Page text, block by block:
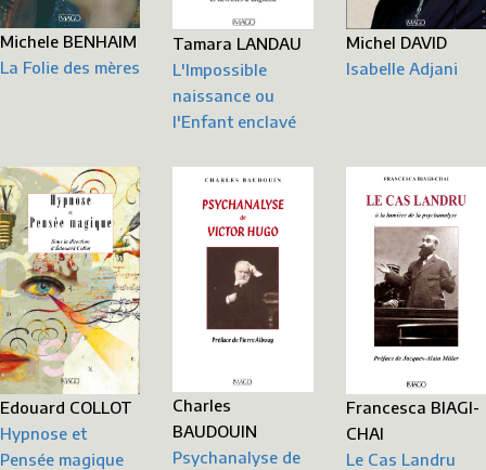
Michele BENHAIM
La Folie des mères
Tamara LANDAU
L'Impossible
naissance ou
l'Enfant enclavé
Michel DAVID
Isabelle Adjani
Edouard COLLOT
Hypnose et
Pensée magique
Charles
BAUDOUIN
Psychanalyse de
Francesca BIAGI-
CHAI
Le Cas Landru